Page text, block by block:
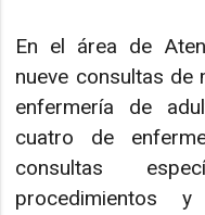
En el área de
nueve consultas de
enfermería de
cuatro de
consultas
procedimientos y